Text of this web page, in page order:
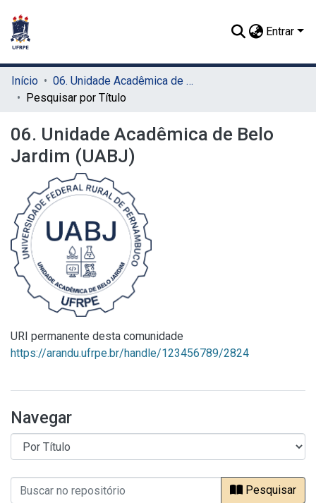
Entrar
Início
06. Unidade Acadêmica de Belo Jardim (UABJ)
Pesquisar por Título
06. Unidade Acadêmica de Belo
Jardim (UABJ)
URI permanente desta comunidade
https://arandu.ufrpe.br/handle/123456789/2824
Navegar
Pesquisar